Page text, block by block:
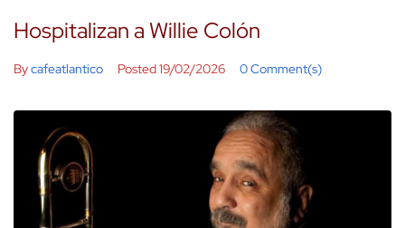
Hospitalizan a Willie Colón
Bycafeatlantico Posted19/02/2026 0 Comment(s)